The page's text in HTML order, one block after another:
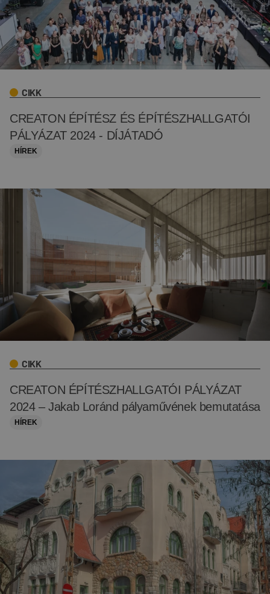
CIKK
CREATON ÉPÍTÉSZ ÉS ÉPÍTÉSZHALLGATÓI
PÁLYÁZAT 2024 - DÍJÁTADÓ
HÍREK
CIKK
CREATON ÉPÍTÉSZHALLGATÓI PÁLYÁZAT
2024 – Jakab Loránd pályaművének bemutatása
HÍREK